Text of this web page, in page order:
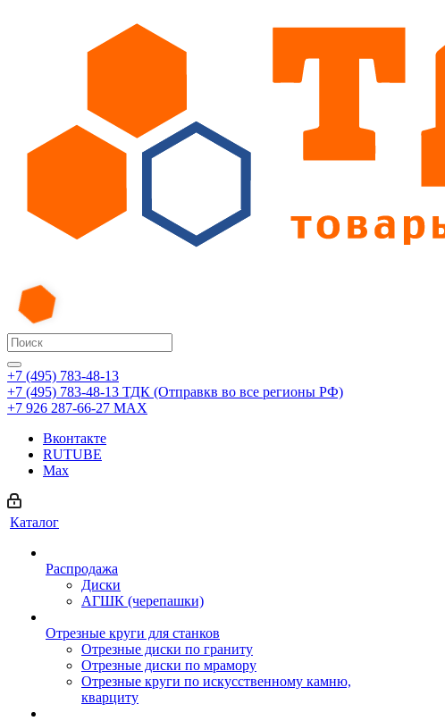
+7 (495) 783-48-13
+7 (495) 783-48-13 ТДК (Отправкв во все регионы РФ)
+7 926 287-66-27 МАХ
Вконтакте
RUTUBE
Max
Каталог
Распродажа
Диски
АГШК (черепашки)
Отрезные круги для станков
Отрезные диски по граниту
Отрезные диски по мрамору
Отрезные круги по искусственному камню,
кварциту